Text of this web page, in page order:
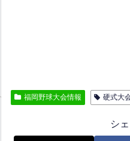
福岡野球大会情報 硬式大
シ